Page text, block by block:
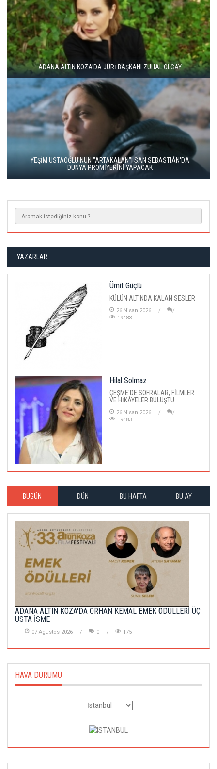
ADANA ALTIN KOZA'DA JÜRİ BAŞKANI ZUHAL OLCAY
YEŞİM USTAOĞLU'NUN "ARTAKALAN"I SAN SEBASTIÁN'DA
DÜNYA PRÖMİYERİNİ YAPACAK
YAZARLAR
Ümit Güçlü
KÜLÜN ALTINDA KALAN SESLER
26 Nisan 2026
19483
Hilal Solmaz
ÇEŞME'DE SOFRALAR, FİLMLER
VE HİKÂYELER BULUŞTU
26 Nisan 2026
19483
BUGÜN DÜN BU HAFTA BU AY
ADANA ALTIN KOZA'DA ORHAN KEMAL EMEK ÖDÜLLERİ ÜÇ
USTA İSME
07 Agustos 2026 0 175
HAVA DURUMU